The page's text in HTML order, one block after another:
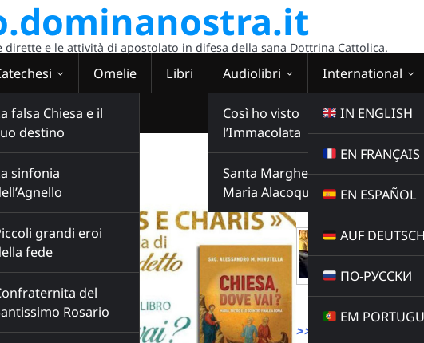
dirette e le attività di apostolato in difesa della sana Dottrina Cattolica.
falsa Chiesa e il
destino
sinfonia
grandi eroi
fede
del
Rosario
Omelie Libri Audiolibri
Così ho visto
l’Immacolata
Santa Margherita
Maria Alacoque
International
IN ENGLISH
EN FRANÇAIS
EN ESPAÑOL
AUF DEUTSCH
ПО-РУССКИ
EM
WEBRADIO
00:00:00
Catechesi
Radio
CATECHESI
Buy this
>>> LINK